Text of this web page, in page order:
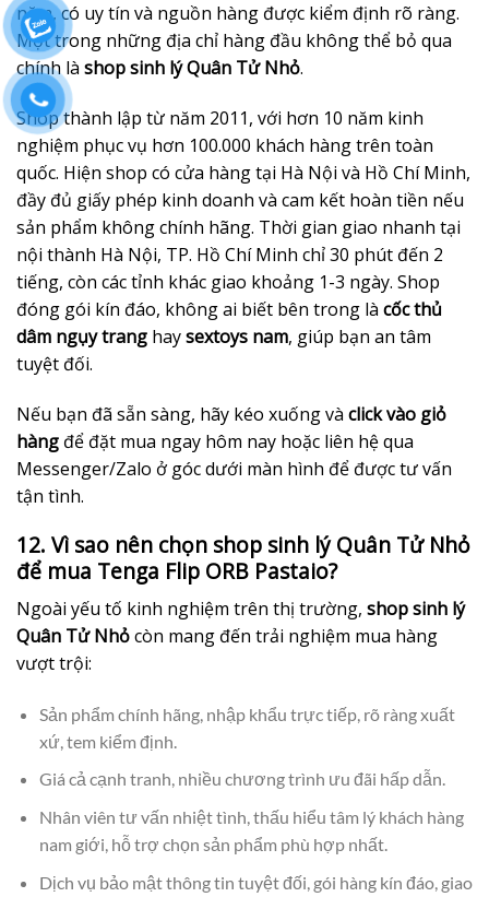
năm, có uy tín và nguồn hàng được kiểm định rõ ràng.
Một trong những địa chỉ hàng đầu không thể bỏ qua
chính là shop sinh lý Quân Tử Nhỏ.
Shop thành lập từ năm 2011, với hơn 10 năm kinh
nghiệm phục vụ hơn 100.000 khách hàng trên toàn
quốc. Hiện shop có cửa hàng tại Hà Nội và Hồ Chí Minh,
đầy đủ giấy phép kinh doanh và cam kết hoàn tiền nếu
sản phẩm không chính hãng. Thời gian giao nhanh tại
nội thành Hà Nội, TP. Hồ Chí Minh chỉ 30 phút đến 2
tiếng, còn các tỉnh khác giao khoảng 1-3 ngày. Shop
đóng gói kín đáo, không ai biết bên trong là cốc thủ
dâm ngụy trang haysextoys nam, giúp bạn an tâm
tuyệt đối.
Nếu bạn đã sẵn sàng, hãy kéo xuống và click vào giỏ
hàng để đặt mua ngay hôm nay hoặc liên hệ qua
Messenger/Zalo ở góc dưới màn hình để được tư vấn
tận tình.
12. Vì sao nên chọn shop sinh lý Quân Tử Nhỏ
để mua Tenga Flip ORB Pastaio?
Ngoài yếu tố kinh nghiệm trên thị trường, shop sinh lý
Quân Tử Nhỏcòn mang đến trải nghiệm mua hàng
vượt trội:
Sản phẩm chính hãng, nhập khẩu trực tiếp, rõ ràng xuất
xứ, tem kiểm định.
Giá cả cạnh tranh, nhiều chương trình ưu đãi hấp dẫn.
Nhân viên tư vấn nhiệt tình, thấu hiểu tâm lý khách hàng
nam giới, hỗ trợ chọn sản phẩm phù hợp nhất.
Dịch vụ bảo mật thông tin tuyệt đối, gói hàng kín đáo, giao